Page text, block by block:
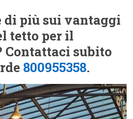
di più sui vantaggi
tetto per il
subito
800955358.